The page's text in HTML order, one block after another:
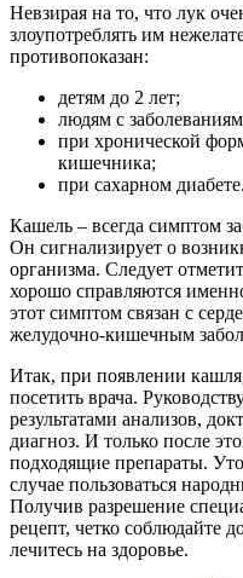
Невзирая на то, что лук
злоупотреблять им
противопоказан:
детям до 2 лет;
людям с
при хронической
кишечника;
при сахарном диабете.
Кашель – всегда симптом
Он сигнализирует о
организма. Следует
хорошо справляются
этот симптом связан с
желудочно-кишечным
Итак, при появлении
посетить врача.
результатами анализов,
диагноз. И только после
подходящие препараты.
случае пользоваться
Получив разрешение
рецепт, четко соблюдайте
лечитесь на здоровье.